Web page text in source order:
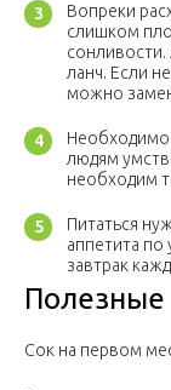
Вопреки
слишком
сонливости.
ланч. Если
можно
Необходимо
людям
необходим
Питаться
аппетита по
завтрак
Полезные
Сок на первом